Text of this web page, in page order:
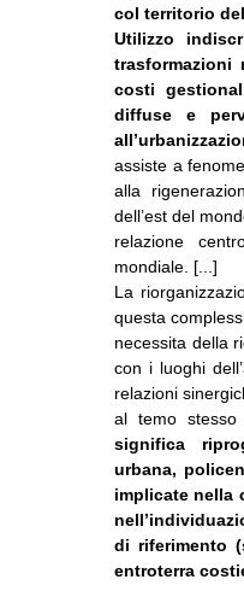
col territorio
Utilizzo
trasformazioni
costi
diffuse e
assiste a
alla
dell’est del
relazione
mondiale. [...]
La
questa
necessita della
con i luoghi
relazioni
al temo stesso
significa
urbana,
implicate nella
di riferimento
entroterra